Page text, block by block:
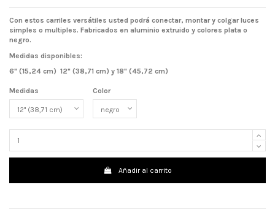
Con estos carriles versátiles usted podrá conectar, montar y colgar luces
simples o multiples. Fabricados en aluminio extruido y colores plata o
negro.
Medidas disponibles:
6" (15,24 cm) 12" (38,71 cm) y 18" (45,72 cm)
Medidas Color
Añadir al carrito